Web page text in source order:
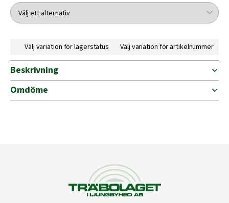
Välj variation för lagerstatus Välj variation för artikelnummer
Beskrivning
Omdöme